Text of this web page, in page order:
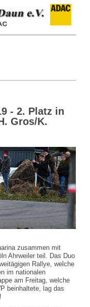
- 2. Platz in
Gros/K.
zusammen mit
Ahrweiler teil. Das Duo
Rallye, welche
im nationalen
am Freitag, welche
beinhaltete, lag das